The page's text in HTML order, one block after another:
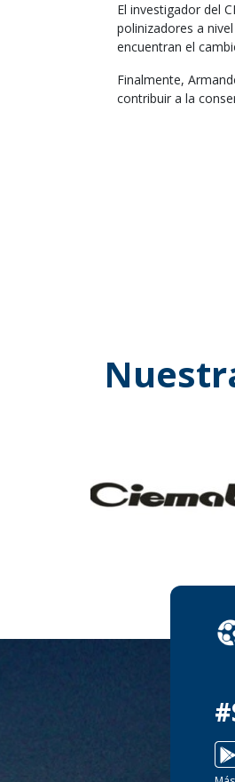
El investigador del
polinizadores a
encuentran el
Finalmente,
contribuir a la